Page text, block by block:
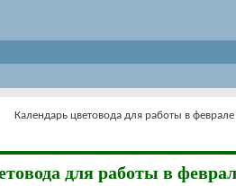
Календарь цветовода для работы в
для работы в